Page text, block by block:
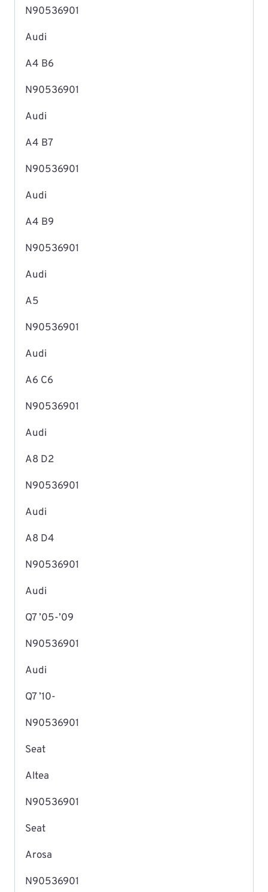
N90536901
Audi
A4 B6
N90536901
Audi
A4 B7
N90536901
Audi
A4 B9
N90536901
Audi
A5
N90536901
Audi
A6 C6
N90536901
Audi
A8 D2
N90536901
Audi
A8 D4
N90536901
Audi
Q7 ’05-’09
N90536901
Audi
Q7 ’10-
N90536901
Seat
Altea
N90536901
Seat
Arosa
N90536901